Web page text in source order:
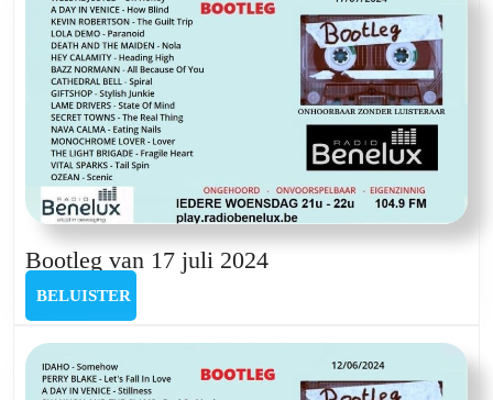
Bootleg van 17 juli 2024Bootleg
juli
2024
BELUISTER